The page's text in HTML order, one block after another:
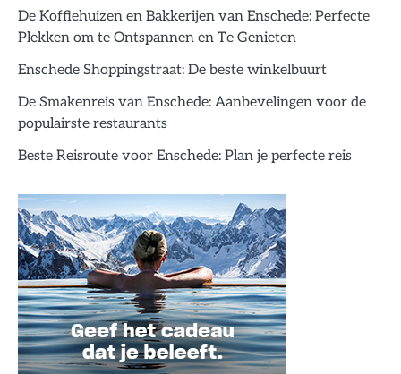
De Koffiehuizen en Bakkerijen van Enschede: Perfecte
Plekken om te Ontspannen en Te Genieten
Enschede Shoppingstraat: De beste winkelbuurt
De Smakenreis van Enschede: Aanbevelingen voor de
populairste restaurants
Beste Reisroute voor Enschede: Plan je perfecte reis